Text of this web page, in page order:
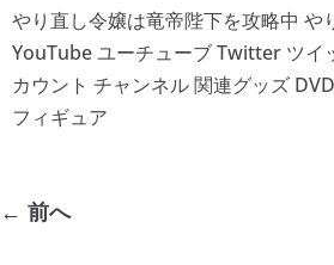
やり直し令嬢は竜帝陛下を攻略中 や
YouTube ユーチューブ Twitter ツ
カウント チャンネル 関連グッズ
フィギュア
← 前へ